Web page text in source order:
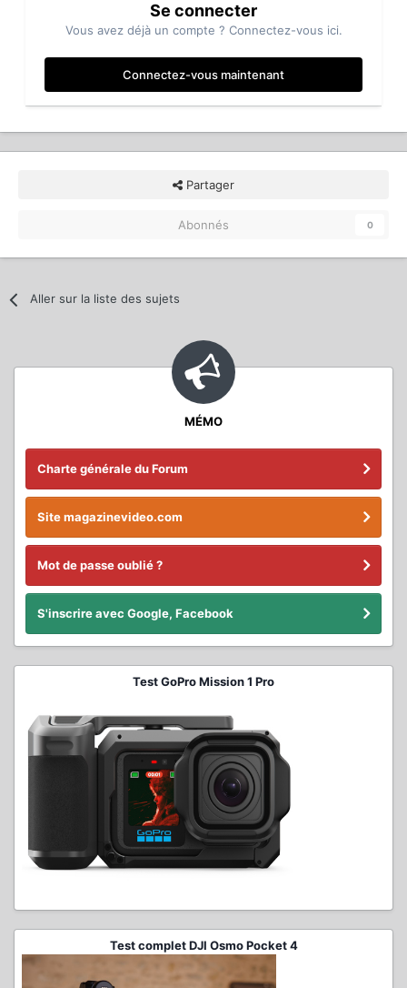
Se connecter
Vous avez déjà un compte ? Connectez-vous ici.
Connectez-vous maintenant
Partager
Abonnés 0
Aller sur la liste des sujets
MÉMO
Charte générale du Forum
Site magazinevideo.com
Mot de passe oublié ?
S'inscrire avec Google, Facebook
Test GoPro Mission 1 Pro
Test complet DJI Osmo Pocket 4